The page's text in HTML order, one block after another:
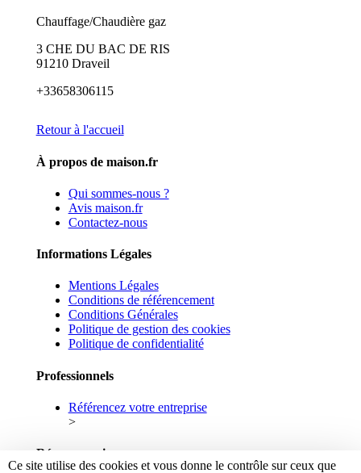
Chauffage/Chaudière gaz
3 CHE DU BAC DE RIS
91210 Draveil
+33658306115
Retour à l'accueil
À propos de maison.fr
Qui sommes-nous ?
Avis maison.fr
Contactez-nous
Informations Légales
Mentions Légales
Conditions de référencement
Conditions Générales
Politique de gestion des cookies
Politique de confidentialité
Professionnels
Référencez votre entreprise
>
Réseaux sociaux
Ce site utilise des cookies et vous donne le contrôle sur ceux que